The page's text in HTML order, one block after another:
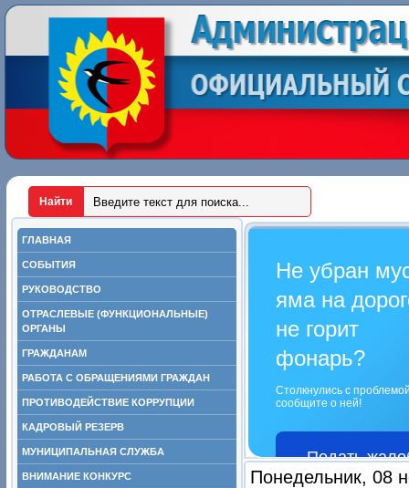
ГЛАВНАЯ
СОБЫТИЯ
РУКОВОДСТВО
ОТРАСЛЕВЫЕ (ФУНКЦИОНАЛЬНЫЕ)
ОРГАНЫ
ГРАЖДАНАМ
РАБОТА С ОБРАЩЕНИЯМИ ГРАЖДАН
ПРОТИВОДЕЙСТВИЕ КОРРУПЦИИ
КАДРОВЫЙ РЕЗЕРВ
МУНИЦИПАЛЬНАЯ СЛУЖБА
ВНИМАНИЕ КОНКУРС
Не убран
яма на
не горит
фонарь?
Столкнулись с
сообщите о ней!
Подать
Понедельник, 08